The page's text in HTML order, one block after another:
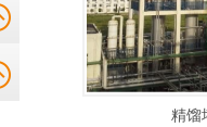
精馏